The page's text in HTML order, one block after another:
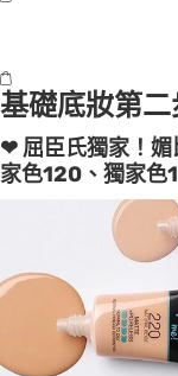
基礎底妝第
❤ 屈臣氏獨家！
家色120、獨家色